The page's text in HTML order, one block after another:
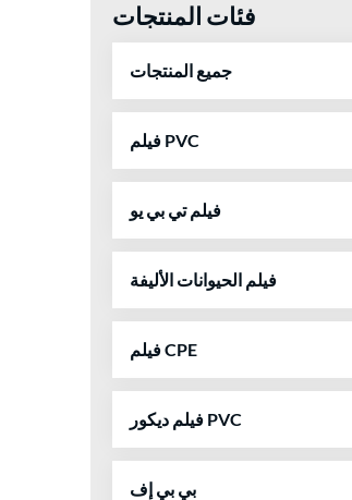
فئات المنتجات
جميع المنتجات
فيلم PVC
فيلم تي بي يو
فيلم الحيوانات الأليفة
فيلم CPE
فيلم ديكور PVC
بي بي إف